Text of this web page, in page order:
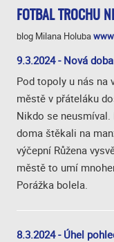
FOTBAL TROCHU
blog Milana Holuba
9.3.2024 - Nová doba
Pod topoly u nás na
městě v přáteláku
Nikdo se
doma štěkali na
výčepní Růžena
městě to umí
Porážka bolela.
8.3.2024 - Úhel